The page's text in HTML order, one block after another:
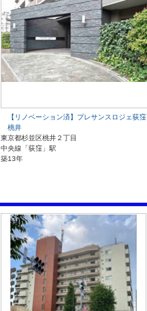
【リノベーション済】プレサンスロジェ荻窪
桃井
東京都杉並区桃井２丁目
中央線「荻窪」駅
築13年